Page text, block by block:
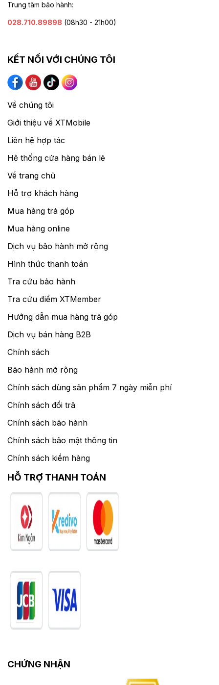
Trung tâm bảo hành:
028.710.89898 (08h30 - 21h00)
KẾT NỐI VỚI CHÚNG TÔI
Về chúng tôi
Giới thiệu về XTMobile
Liên hệ hợp tác
Hệ thống cửa hàng bán lẻ
Về trang chủ
Hỗ trợ khách hàng
Mua hàng trả góp
Mua hàng online
Dịch vụ bảo hành mở rộng
Hình thức thanh toán
Tra cứu bảo hành
Tra cứu điểm XTMember
Hướng dẫn mua hàng trả góp
Dịch vụ bán hàng B2B
Chính sách
Bảo hành mở rộng
Chính sách dùng sản phẩm 7 ngày miễn phí
Chính sách đổi trả
Chính sách bảo hành
Chính sách bảo mật thông tin
Chính sách kiểm hàng
HỖ TRỢ THANH TOÁN
CHỨNG NHẬN